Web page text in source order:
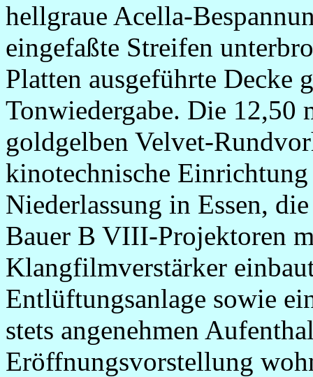
hellgraue Acella-
eingefaßte Streifen
Platten ausgeführte Decke
Tonwiedergabe. Die
goldgelben Velvet-
kinotechnische Einrichtung
Niederlassung in Essen,
Bauer B VIII-Projektoren
Klangfilmverstärker
Entlüftungsanlage sowie
stets angenehmen
Eröffnungsvorstellung